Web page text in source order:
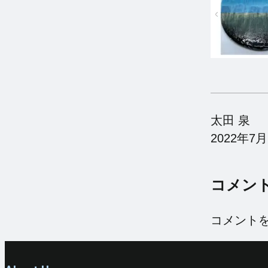
太田 泉
2022年7
コメン
コメント